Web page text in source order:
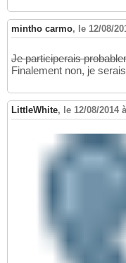
mintho carmo, le 12/08/
Je participerais
Finalement non, je
LittleWhite, le 12/08/2014